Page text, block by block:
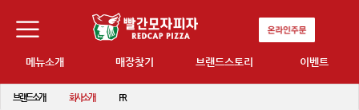
메뉴소개 매장찾기 브랜드스토리
브랜드소개 회사소개 PR
이벤트